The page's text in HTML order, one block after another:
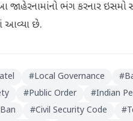
ભંગ કરનાર ઇસમો
આવ્યા છે.
#Local Governance #
#Public Order #Indian
#Civil Security Code #